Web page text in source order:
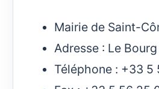
Mairie de Saint-
Adresse : Le
Téléphone : +33 5